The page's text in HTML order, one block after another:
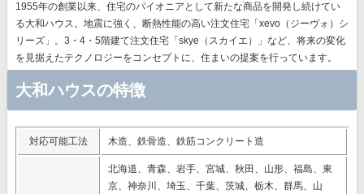
1955年の創業以来、 住宅のパイオニア として新たな商品を開発し続けてい
る大和ハウス。地震に強く、断熱性能の高い注文住宅「xevo（ジーヴォ）シ
リーズ」。3・4・5階建て注文住宅「skye（スカイエ）」など、 将来の変化
を見据えたテクノロジーをコンセプトに、住まいの提案を行っています。
大和ハウスの特徴
対応可能工法 木造、鉄骨造、鉄筋コンクリート造
北海道、青森、岩手、宮城、秋田、山形、福島、東
京、神奈川、埼玉、千葉、茨城、栃木、群馬、山